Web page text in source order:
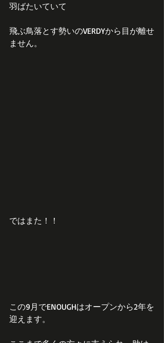
羽ばたいていて
飛ぶ鳥落とす勢いのVERDYから目が離せ
ません。
ではまた！！
この9月でENOUGHはオープンから2年を
迎えます。